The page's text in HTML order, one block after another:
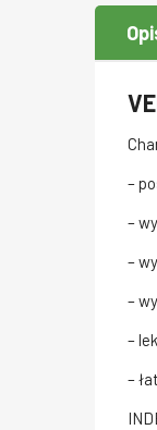
–
–
–
–
–
–